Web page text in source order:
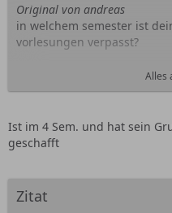
Original von andreas
in welchem semester ist
vorlesungen verpasst?
Zeitkarten?
betont BVG-Sprecherin
auch für Flug- und
Alles
Ist im 4 Sem. und hat sein
geschafft
Zitat